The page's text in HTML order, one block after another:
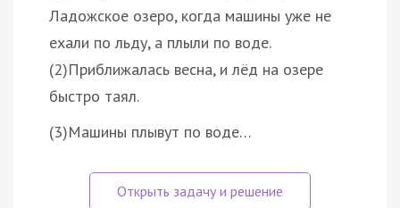
Ладожское озеро, когда машины уже не
ехали по льду, а плыли по воде.
(2)Приближалась весна, и лёд на озере
быстро таял.
(3)Машины плывут по воде…